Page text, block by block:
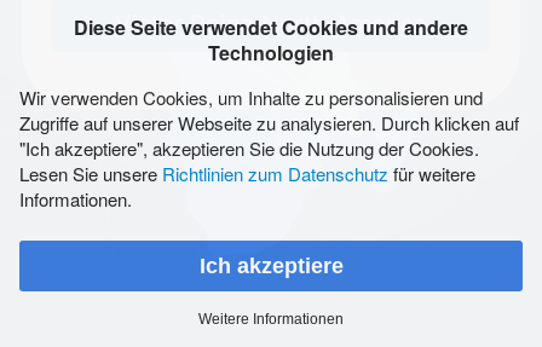
Diese Seite verwendet Cookies und andere
Technologien
Wir verwenden Cookies, um Inhalte zu personalisieren und
Zugriffe auf unserer Webseite zu analysieren. Durch klicken auf
"Ich akzeptiere", akzeptieren Sie die Nutzung der Cookies.
Lesen Sie unsere Richtlinien zum Datenschutz für weitere
Informationen.
Ich akzeptiere
Weitere Informationen
Datenschutz
Sitemap
© 2026 Dana Limited
Victor Reinz North America